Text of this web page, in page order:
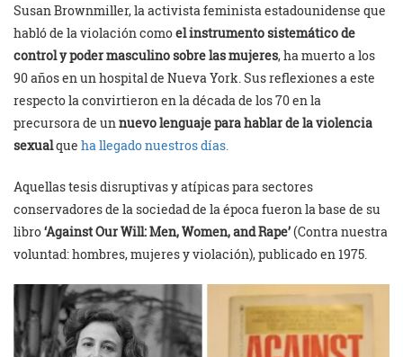
Susan Brownmiller, la activista feminista estadounidense que
habló de la violación comoel instrumento sistemático de
control y poder masculino sobre las mujeres, ha muerto a los
90 años en un hospital de Nueva York. Sus reflexiones a este
respecto la convirtieron en la década de los 70 en la
precursora de unnuevo lenguaje para hablar de la violencia
sexualque ha llegado nuestros días.
Aquellas tesis disruptivas y atípicas para sectores
conservadores de la sociedad de la época fueron la base de su
libro‘Against Our Will: Men, Women, and Rape’(Contra nuestra
voluntad: hombres, mujeres y violación), publicado en 1975.